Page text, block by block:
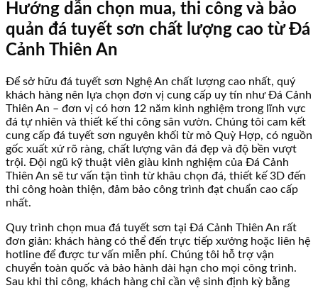
Hướng dẫn chọn mua, thi công và bảo
quản đá tuyết sơn chất lượng cao từ Đá
Cảnh Thiên An
Để sở hữu đá tuyết sơn Nghệ An chất lượng cao nhất, quý
khách hàng nên lựa chọn đơn vị cung cấp uy tín như Đá Cảnh
Thiên An – đơn vị có hơn 12 năm kinh nghiệm trong lĩnh vực
đá tự nhiên và thiết kế thi công sân vườn. Chúng tôi cam kết
cung cấp đá tuyết sơn nguyên khối từ mỏ Quỳ Hợp, có nguồn
gốc xuất xứ rõ ràng, chất lượng vân đá đẹp và độ bền vượt
trội. Đội ngũ kỹ thuật viên giàu kinh nghiệm của Đá Cảnh
Thiên An sẽ tư vấn tận tình từ khâu chọn đá, thiết kế 3D đến
thi công hoàn thiện, đảm bảo công trình đạt chuẩn cao cấp
nhất.
Quy trình chọn mua đá tuyết sơn tại Đá Cảnh Thiên An rất
đơn giản: khách hàng có thể đến trực tiếp xưởng hoặc liên hệ
hotline để được tư vấn miễn phí. Chúng tôi hỗ trợ vận
chuyển toàn quốc và bảo hành dài hạn cho mọi công trình.
Sau khi thi công, khách hàng chỉ cần vệ sinh định kỳ bằng